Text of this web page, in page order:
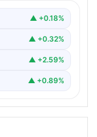
orman▲ +0.18%
▲ +0.32%
▲ +2.59%
▲ +0.89%